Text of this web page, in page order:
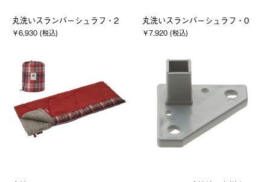
丸洗いスランバーシュラフ・2
￥6,930 (税込)
丸洗いスランバーシュラフ・0
￥7,920 (税込)